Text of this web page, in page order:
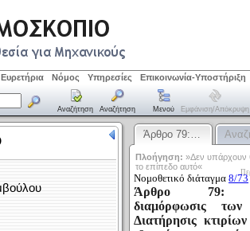
Ευρετήρια Νόμος Υπηρεσίες Επικοινωνία-Υποστήριξη
Αναζήτηση Αναζήτηση Μενού Εμφάνιση/απόκρυψη
Άρθρο 79:…